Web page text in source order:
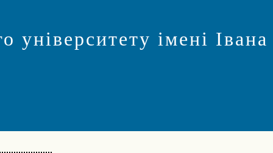
університету імені Івана